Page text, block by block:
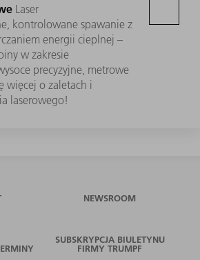
Laser
kontrolowane spawanie z
energii cieplnej –
w zakresie
precyzyjne, metrowe
więcej o zaletach i
laserowego!
NEWSROOM
SUBSKRYPCJA BIULETYNU
FIRMY TRUMPF